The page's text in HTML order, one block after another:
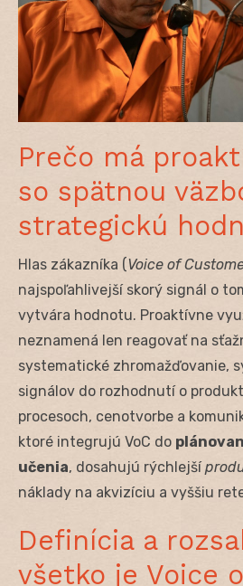
Prečo má
so spätnou
strategickú
Hlas zákazníka (Voice of
najspoľahlivejší skorý signál o
vytvára hodnotu. Proaktívne
neznamená len reagovať na
systematické zhromažďovanie,
signálov do rozhodnutí o
procesoch, cenotvorbe a
ktoré integrujú VoC do
učenia, dosahujú rýchlejší
náklady na akvizíciu a vyššiu
Definícia a
všetko je Voice